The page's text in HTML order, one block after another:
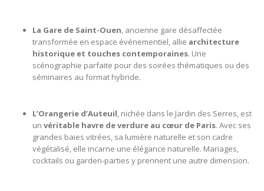
La Gare de Saint-Ouen, ancienne gare désaffectée
transformée en espace événementiel, allie architecture
historique et touches contemporaines. Une
scénographie parfaite pour des soirées thématiques ou des
séminaires au format hybride.
L’Orangerie d’Auteuil, nichée dans le Jardin des Serres, est
un véritable havre de verdure au cœur de Paris. Avec ses
grandes baies vitrées, sa lumière naturelle et son cadre
végétalisé, elle incarne une élégance naturelle. Mariages,
cocktails ou garden-parties y prennent une autre dimension.